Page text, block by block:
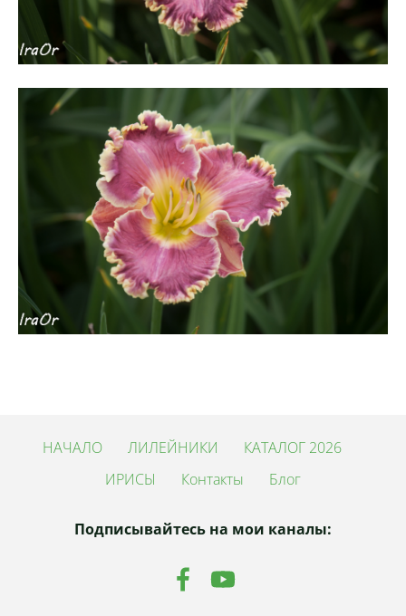
НАЧАЛО ЛИЛЕЙНИКИ
КАТАЛОГ 2026
ИРИСЫ
Контакты Блог
Подписывайтесь на мои каналы: